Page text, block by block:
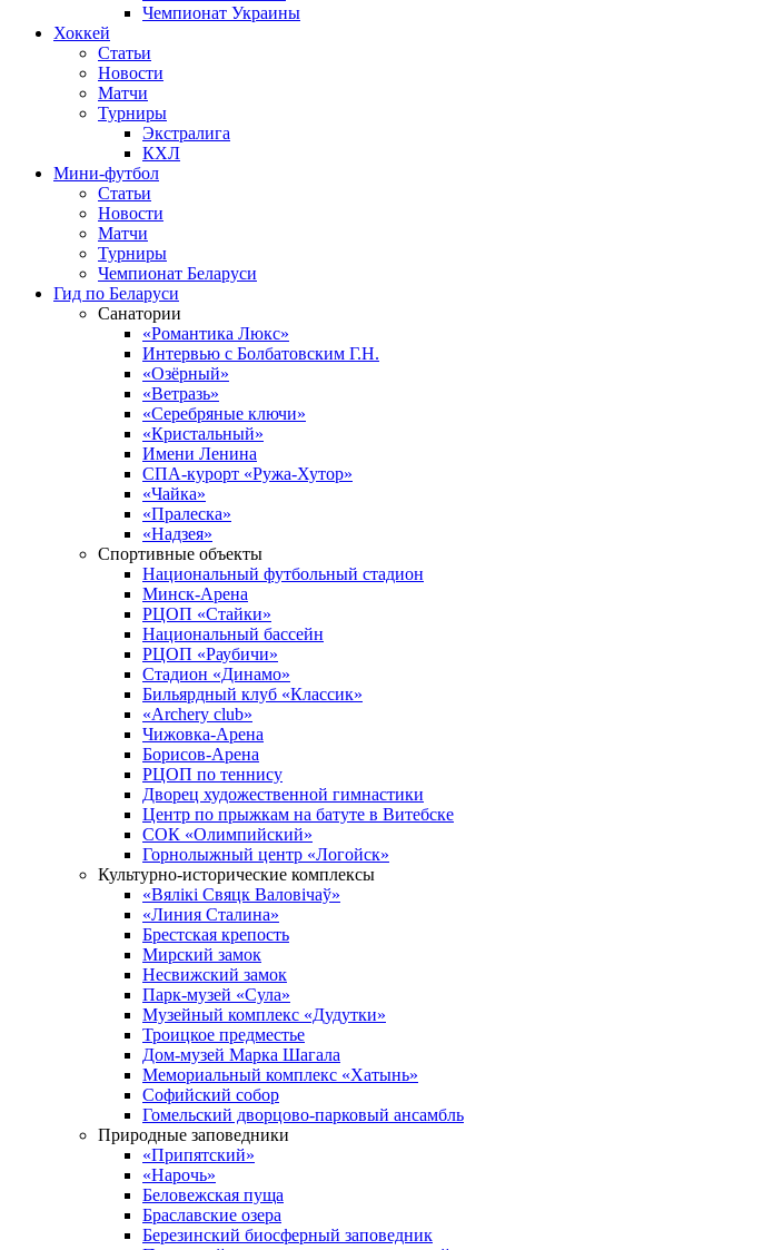
Чемпионат Украины
Хоккей
Статьи
Новости
Матчи
Турниры
Экстралига
КХЛ
Мини-футбол
Статьи
Новости
Матчи
Турниры
Чемпионат Беларуси
Гид по Беларуси
Санатории
«Романтика Люкс»
Интервью с Болбатовским Г.Н.
«Озёрный»
«Ветразь»
«Серебряные ключи»
«Кристальный»
Имени Ленина
СПА-курорт «Ружа-Хутор»
«Чайка»
«Пралеска»
«Надзея»
Спортивные объекты
Национальный футбольный стадион
Минск-Арена
РЦОП «Стайки»
Национальный бассейн
РЦОП «Раубичи»
Стадион «Динамо»
Бильярдный клуб «Классик»
«Archery club»
Чижовка-Арена
Борисов-Арена
РЦОП по теннису
Дворец художественной гимнастики
Центр по прыжкам на батуте в Витебске
СОК «Олимпийский»
Горнолыжный центр «Логойск»
Культурно-исторические комплексы
«Вялікі Свяцк Валовічаў»
«Линия Сталина»
Брестская крепость
Мирский замок
Несвижский замок
Парк-музей «Сула»
Музейный комплекс «Дудутки»
Троицкое предместье
Дом-музей Марка Шагала
Мемориальный комплекс «Хатынь»
Софийский собор
Гомельский дворцово-парковый ансамбль
Природные заповедники
«Припятский»
«Нарочь»
Беловежская пуща
Браславские озера
Березинский биосферный заповедник